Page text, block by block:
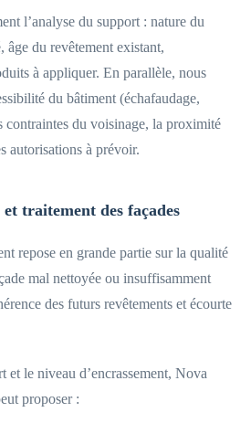
l’analyse du support : nature du
âge du revêtement existant,
à appliquer. En parallèle, nous
du bâtiment (échafaudage,
contraintes du voisinage, la proximité
autorisations à prévoir.
et traitement des façades
repose en grande partie sur la qualité
mal nettoyée ou insuffisamment
des futurs revêtements et écourte
et le niveau d’encrassement, Nova
proposer :